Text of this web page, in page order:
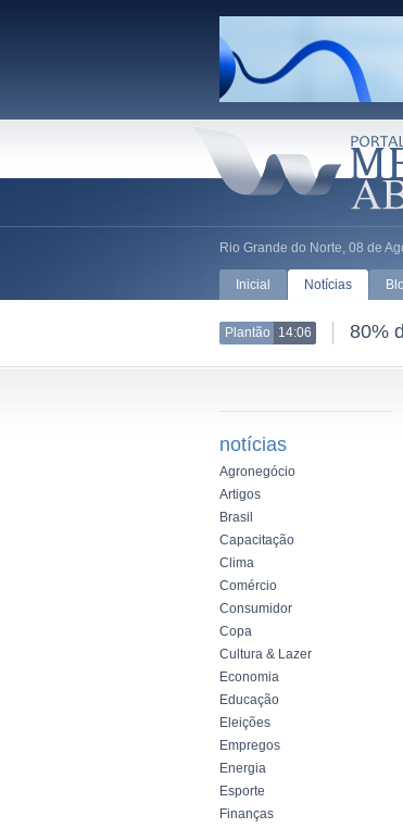
Rio Grande do Norte, 08 de
Inicial Notícias
Plantão 14:06 80%
notícias
Agronegócio
Artigos
Brasil
Capacitação
Clima
Comércio
Consumidor
Copa
Cultura & Lazer
Economia
Educação
Eleições
Empregos
Energia
Esporte
Finanças